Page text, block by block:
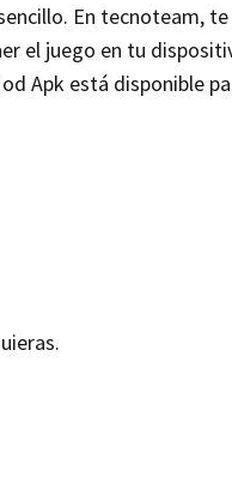
En tecnoteam, te
el juego en tu
Apk está disponible